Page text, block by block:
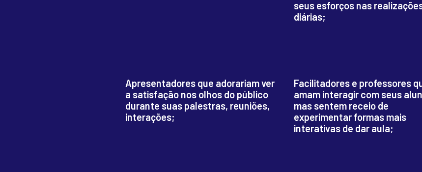
seus esforços nas
diárias;
Apresentadores que adorariam ver
a satisfação nos olhos do público
durante suas palestras, reuniões,
interações;
Facilitadores e professores
amam interagir com seus
mas sentem receio de
experimentar formas mais
interativas de dar aula;